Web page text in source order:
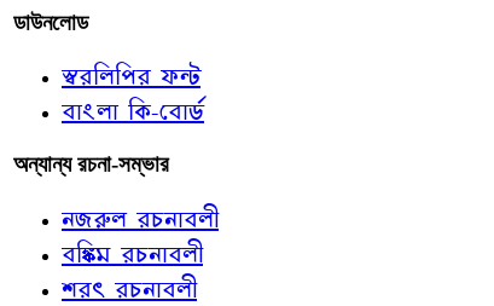
ডাউনলোড
স্বরলিপির ফন্ট
বাংলা কি-বোর্ড
অন্যান্য রচনা-সম্ভার
নজরুল রচনাবলী
বঙ্কিম রচনাবলী
শরৎ রচনাবলী